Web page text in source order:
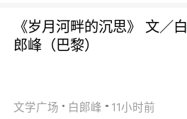
《岁月河畔的沉思》 文／白
郎峰（巴黎）
文学广场 白郞峰 11小时前